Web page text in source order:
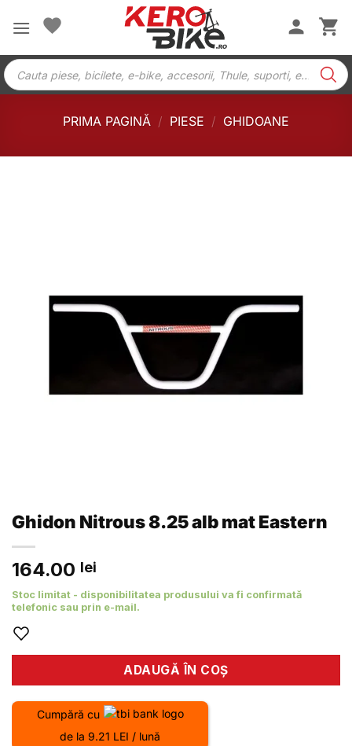
Products
search
PRIMA PAGINĂ / PIESE / GHIDOANE
Ghidon Nitrous 8.25 alb mat Eastern
164.00 lei
Stoc limitat - disponibilitatea produsului va fi confirmată
telefonic sau prin e-mail.
ADAUGĂ ÎN COȘ
Cumpără cu
de la 9.21 LEI / lună